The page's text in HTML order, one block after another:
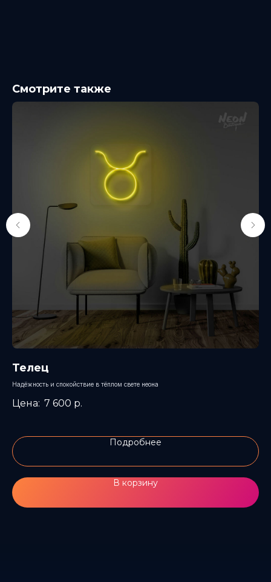
Смотрите также
Телец
Надёжность и спокойствие в тёплом свете неона
7 600 р.
Подробнее
В корзину